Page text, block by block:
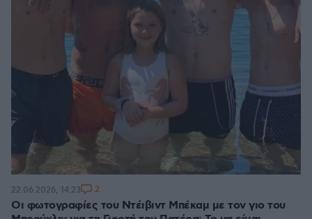
Οι φωτογραφίες του Ντέιβιντ Μπέκαμ με τον γιο του
22.06.2026, 14:23 2